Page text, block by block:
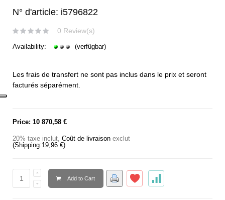
N° d'article: i5796822
0 Review(s)
Availability: (verfügbar)
Les frais de transfert ne sont pas inclus dans le prix et seront
facturés séparément.
Price: 10 870,58 €
20% taxe inclut, Coût de livraison exclut
(Shipping:19,96 €)
Add to Cart